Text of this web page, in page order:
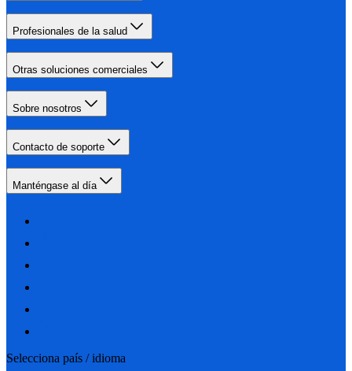
Profesionales de la salud
Otras soluciones comerciales
Sobre nosotros
Contacto de soporte
Manténgase al día
Selecciona país / idioma